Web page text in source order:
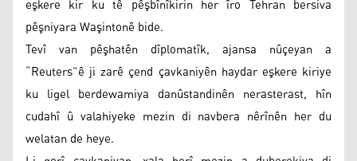
eşkere kir ku tê pêşbînîkirin her îro Tehran bersiva
pêşniyara Waşintonê bide.
Tevî van pêşhatên dîplomatîk, ajansa nûçeyan a
“Reuters”ê ji zarê çend çavkaniyên haydar eşkere kiriye
ku ligel berdewamiya danûstandinên nerasterast, hîn
cudahî û valahiyeke mezin di navbera nêrînên her du
welatan de heye.